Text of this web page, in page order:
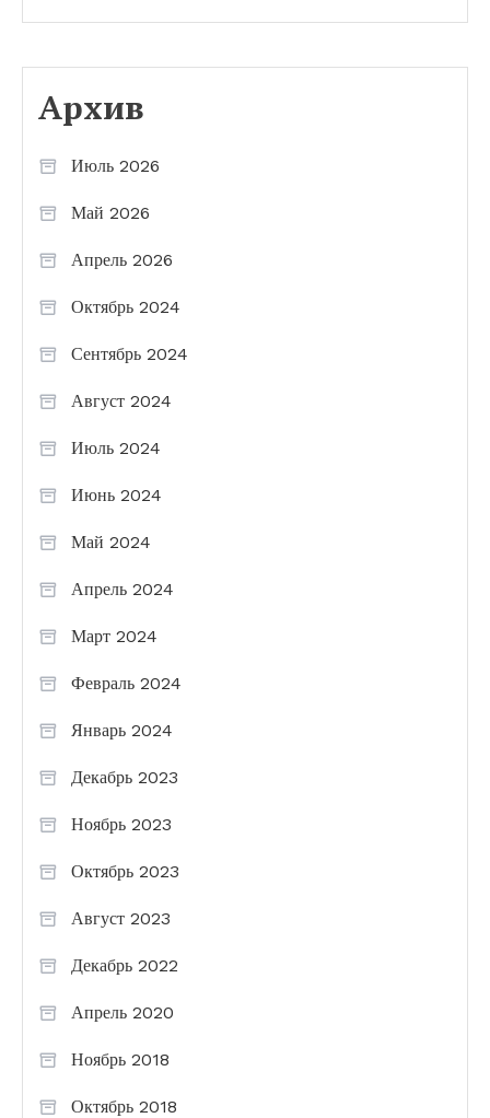
Архив
Июль 2026
Май 2026
Апрель 2026
Октябрь 2024
Сентябрь 2024
Август 2024
Июль 2024
Июнь 2024
Май 2024
Апрель 2024
Март 2024
Февраль 2024
Январь 2024
Декабрь 2023
Ноябрь 2023
Октябрь 2023
Август 2023
Декабрь 2022
Апрель 2020
Ноябрь 2018
Октябрь 2018